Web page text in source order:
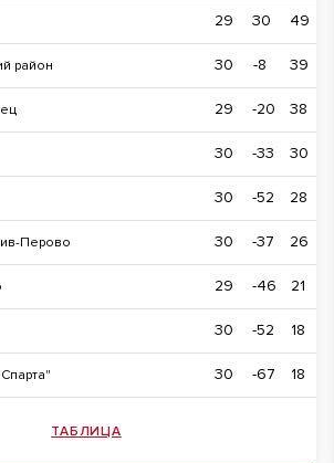
29 30 49
район 30 -8 39
29 -20 38
30 -33 30
30 -52 28
Перово 30 -37 26
29 -46 21
30 -52 18
30 -67 18
ТАБЛИЦА